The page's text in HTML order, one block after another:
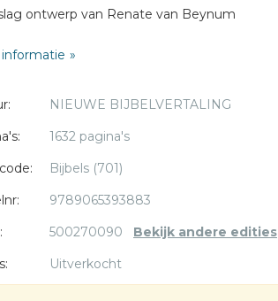
ontwerp van Renate van Beynum
NIEUWE BIJBELVERTALING
1632 pagina's
Bijbels (701)
9789065393883
500270090 Bekijk andere edities
Uitverkocht